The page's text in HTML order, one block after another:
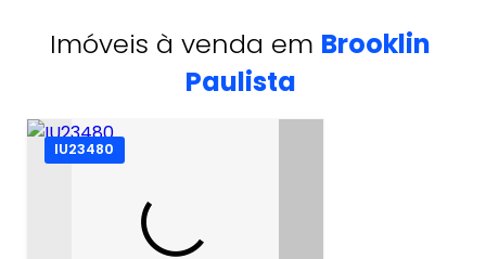
Imóveis à venda em Brooklin
Paulista
IU23480